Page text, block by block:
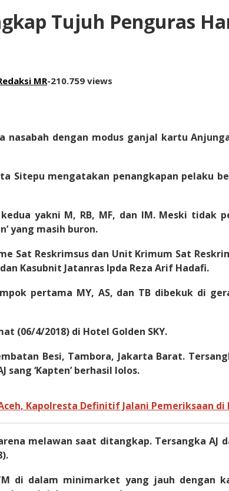
Tujuh Penguras
MR-210.759 views
dengan modus ganjal kartu
Sitepu mengatakan penangkapan pelaku
yakni M, RB, MF, dan IM. Meski
yang masih buron.
Sat Reskrimsus dan Unit Krimum Sat
Kasubnit Jatanras Ipda Reza Arif Hadafi.
pertama MY, AS, dan TB dibekuk di
(06/4/2018) di Hotel Golden SKY.
Besi, Tambora, Jakarta Barat.
‘Kapten’ berhasil lolos.
Kapolresta Definitif Jalani Pemeriksaan di
melawan saat ditangkap. Tersangka AJ
di dalam minimarket yang jauh dengan